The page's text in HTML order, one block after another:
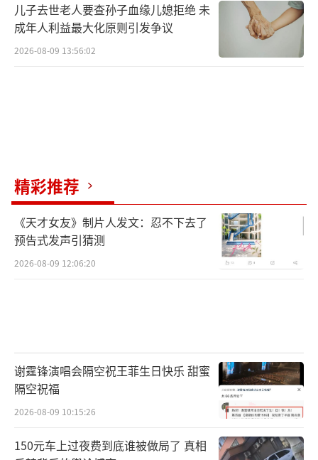
儿子去世老人要查孙子血缘儿媳拒绝 未
成年人利益最大化原则引发争议
2026-08-09 13:56:02
精彩推荐
《天才女友》制片人发文：忍不下去了
预告式发声引猜测
2026-08-09 12:06:20
谢霆锋演唱会隔空祝王菲生日快乐 甜蜜
隔空祝福
2026-08-09 10:15:26
150元车上过夜费到底谁被做局了 真相